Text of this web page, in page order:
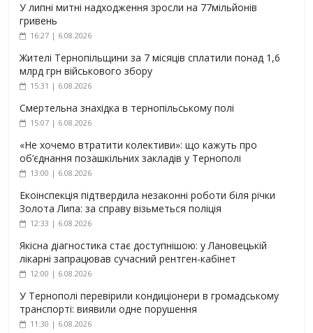
У липні митні надходження зросли на 77мільйонів
гривень
16:27 | 6.08.2026
Жителі Тернопільщини за 7 місяців сплатили понад 1,6
млрд грн військового збору
15:31 | 6.08.2026
Смертельна знахідка в тернопільському полі
15:07 | 6.08.2026
«Не хочемо втратити колективи»: що кажуть про
об’єднання позашкільних закладів у Тернополі
13:00 | 6.08.2026
Екоінспекція підтвердила незаконні роботи біля річки
Золота Липа: за справу візьметься поліція
12:33 | 6.08.2026
Якісна діагностика стає доступнішою: у Лановецькій
лікарні запрацював сучасний рентген-кабінет
12:00 | 6.08.2026
У Тернополі перевірили кондиціонери в громадському
транспорті: виявили одне порушення
11:30 | 6.08.2026